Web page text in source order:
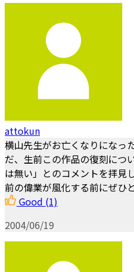
attokun
横山先生がお亡くなりになっ
だ、生前この作品の復刻につ
は無い」とのコメントを拝見
前の偉業が風化する前にぜひ
Good (1)
2004/06/19